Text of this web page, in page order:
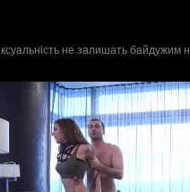
не залишать байдужим